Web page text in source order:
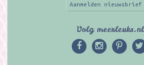
Aanmelden nieuwsbrief
Volg meerleuks.nl